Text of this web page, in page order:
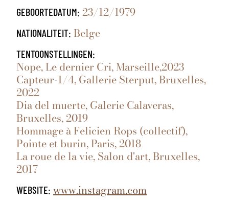
GEBOORTEDATUM: 23/12/1979
NATIONALITEIT: Belge
TENTOONSTELLINGEN:
Nope, Le dernier Cri, Marseille,2023
Capteur-1/4, Gallerie Sterput, Bruxelles,
2022
Dia del muerte, Galerie Calaveras,
Bruxelles, 2019
Hommage à Felicien Rops (collectif),
Pointe et burin, Paris, 2018
La roue de la vie, Salon d'art, Bruxelles,
2017
WEBSITE: www.instagram.com